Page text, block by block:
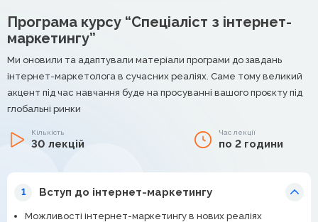
Програма курсу “Спеціаліст з інтернет-
маркетингу”
Ми оновили та адаптували матеріали програми до завдань
інтернет-маркетолога в сучасних реаліях. Саме тому великий
акцент під час навчання буде на просуванні вашого проєкту під
глобальні ринки
Кількість
30 лекцій
Час лекції
по 2 години
1 Вступ до інтернет-маркетингу
Можливості інтернет-маркетингу в нових реаліях